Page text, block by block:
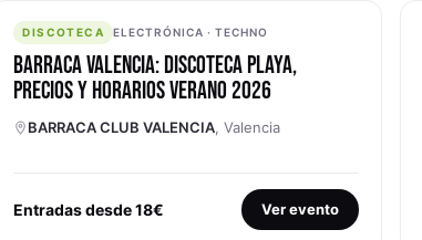
DISCOTECA
DISCOTECA ELECTRÓNICA · TECHNO
BARRACA VALENCIA: DISCOTECA PLAYA,
PRECIOS Y HORARIOS VERANO 2026
BARRACA CLUB VALENCIA, Valencia
Entradas desde 18€ Ver evento